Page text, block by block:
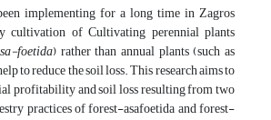
implementing for a long time in Zagros
cultivation of Cultivating perennial plants
foetida) rather than annual plants (such as
to reduce the soil loss. This research aims to
profitability and soil loss resulting from two
practices of forest-asafoetida and forest-